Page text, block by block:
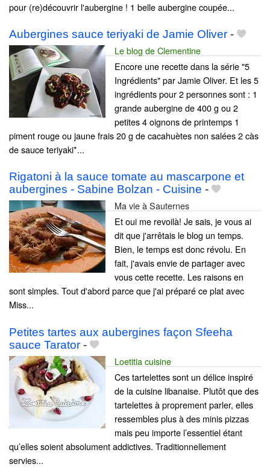
pour (re)découvrir l'aubergine ! 1 belle aubergine coupée...
Aubergines sauce teriyaki de Jamie Oliver -
Le blog de Clementine
Encore une recette dans la série "5
Ingrédients" par Jamie Oliver. Et les 5
ingrédients pour 2 personnes sont : 1
grande aubergine de 400 g ou 2
petites 4 oignons de printemps 1
piment rouge ou jaune frais 20 g de cacahuètes non salées 2 càs
de sauce teriyaki*...
Rigatoni à la sauce tomate au mascarpone et
aubergines - Sabine Bolzan - Cuisine -
Ma vie à Sauternes
Et oui me revoilà! Je sais, je vous ai
dit que j'arrêtais le blog un temps.
Bien, le temps est donc révolu. En
fait, j'avais envie de partager avec
vous cette recette. Les raisons en
sont simples. Tout d'abord parce que j'ai préparé ce plat avec
Miss...
Petites tartes aux aubergines façon Sfeeha
sauce Tarator -
Loetitia cuisine
Ces tartelettes sont un délice inspiré
de la cuisine libanaise. Plutôt que des
tartelettes à proprement parler, elles
ressembles plus à des minis pizzas
mais peu importe l’essentiel étant
qu’elles soient absolument addictives. Traditionnellement
servies...